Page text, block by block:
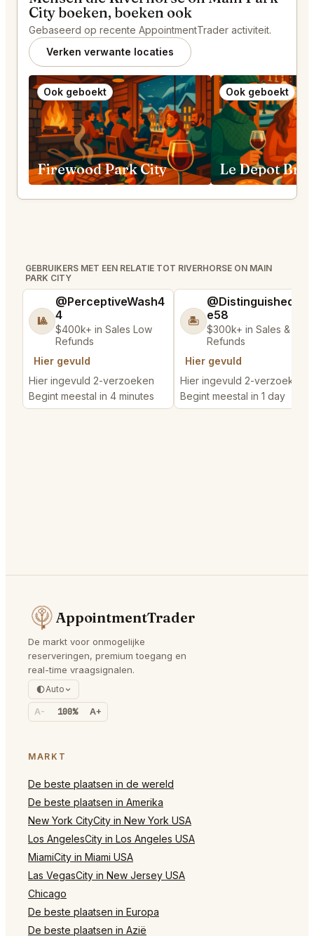
City boeken, boeken ook
Gebaseerd op recente AppointmentTrader activiteit.
Verken verwante locaties
Ook geboekt
Firewood Park City
Ook geboekt
GEBRUIKERS MET EEN RELATIE TOT RIVERHORSE ON MAIN
PARK CITY
🎱
@PerceptiveWash4
4
$400k+ in Sales Low
Refunds
Hier gevuld
Hier ingevuld 2-verzoeken
Begint meestal in 4 minutes
🏝️
@DistinguishedTre
e58
$300k+ in Sales & Low
Refunds
Hier gevuld
Hier ingevuld 2-verzoeken
Begint meestal in 1 day
AppointmentTrader
De markt voor onmogelijke
reserveringen, premium toegang en
real-time vraagsignalen.
Auto
A- 100% A+
MARKT
De beste plaatsen in de wereld
De beste plaatsen in Amerika
New York CityCity in New York USA
Los AngelesCity in Los Angeles USA
MiamiCity in Miami USA
Las VegasCity in New Jersey USA
Chicago
De beste plaatsen in Europa
De beste plaatsen in Azië